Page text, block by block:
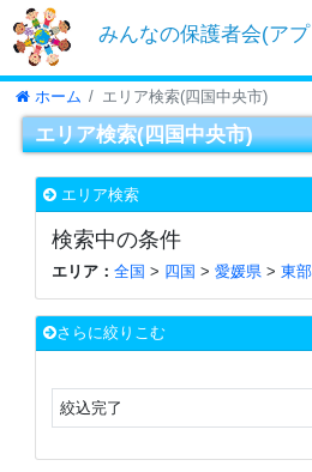
みんなの保護者会(ア
ホーム エリア検索(四国中央市)
エリア検索(四国中央市)
エリア検索
検索中の条件
エリア： 全国 > 四国 > 愛媛県> 東部
さらに絞りこむ
絞込完了